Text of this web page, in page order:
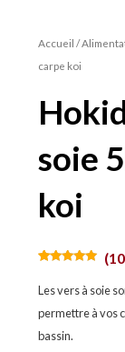
Accueil /
carpe koi
soie
koi
sur 5
basé sur
client
(10
Les vers à soie
permettre à vos
bassin.